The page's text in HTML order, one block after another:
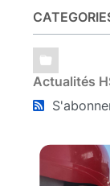
Actualités